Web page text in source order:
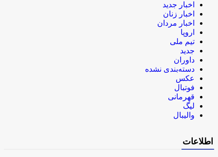
اخبار جدید
اخبار زنان
اخبار مردان
اروپا
تیم ملی
جدید
داوران
دسته‌بندی نشده
عکس
فوتبال
قهرمانی
لیگ
والیبال
اطلاعات